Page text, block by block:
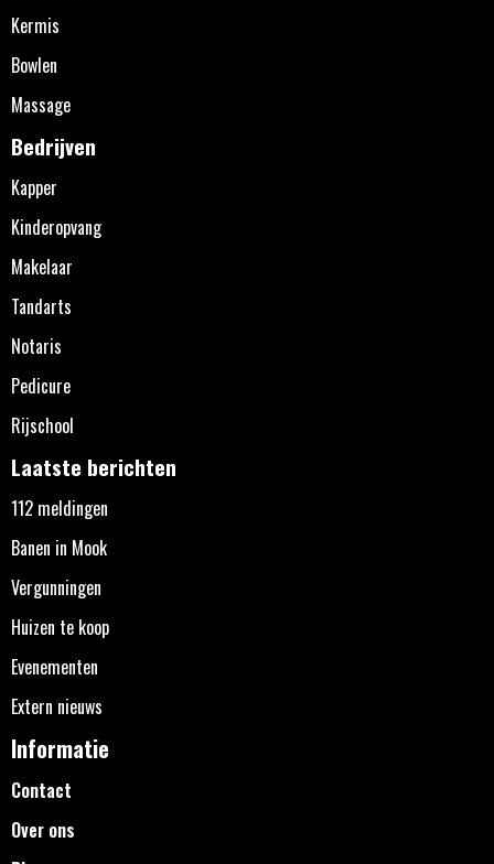
Kermis
Bowlen
Massage
Bedrijven
Kapper
Kinderopvang
Makelaar
Tandarts
Notaris
Pedicure
Rijschool
Laatste berichten
112 meldingen
Banen in Mook
Vergunningen
Huizen te koop
Evenementen
Extern nieuws
Informatie
Contact
Over ons